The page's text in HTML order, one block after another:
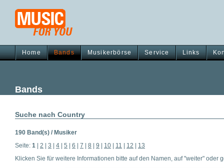
Home Bands Musikerbörse Service Links
Bands
Suche nach Country
190 Band(s) / Musiker
Seite: 1 2 3 4 5 6 7 8 9 10 11 12
13
Klicken Sie für weitere Informationen bitte auf den Namen, auf "weiter" oder